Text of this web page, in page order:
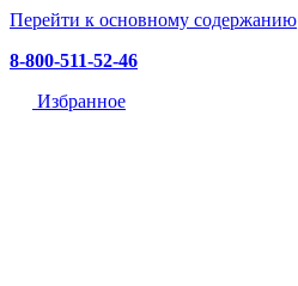
Перейти к основному содержанию
8-800-511-52-46
Избранное